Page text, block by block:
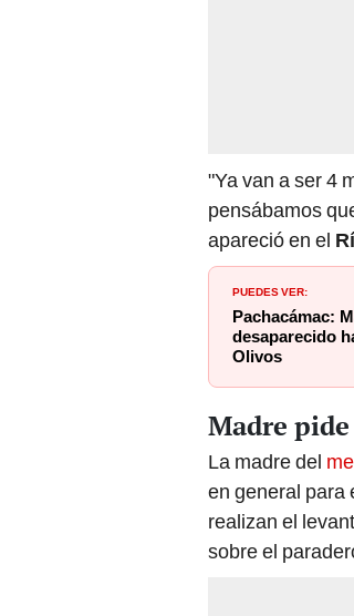
"Ya van a ser 4
pensábamos
apareció en el
PUEDES VER:
Pachacámac:
desaparecido
Olivos
Madre
La madre del
en general para
realizan el
sobre el